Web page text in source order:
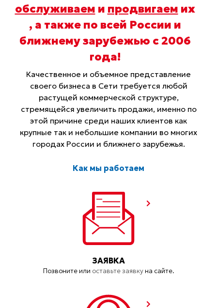
обслуживаем и продвигаем их
, а также по всей России и
ближнему зарубежью с 2006
года!
Качественное и объемное представление
своего бизнеса в Сети требуется любой
растущей коммерческой структуре,
стремящейся увеличить продажи, именно по
этой причине среди наших клиентов как
крупные так и небольшие компании во многих
городах России и ближнего зарубежья.
Как мы работаем
ЗАЯВКА
Позвоните или оставьте заявкуна сайте.